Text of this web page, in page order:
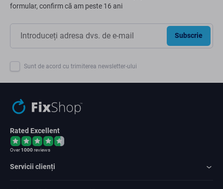
formular, confirm că am peste 16 ani
Subscrie
Sunt de acord cu trimiterea newsletter-ului
Rated Excellent
Over1000reviews
Servicii clienți